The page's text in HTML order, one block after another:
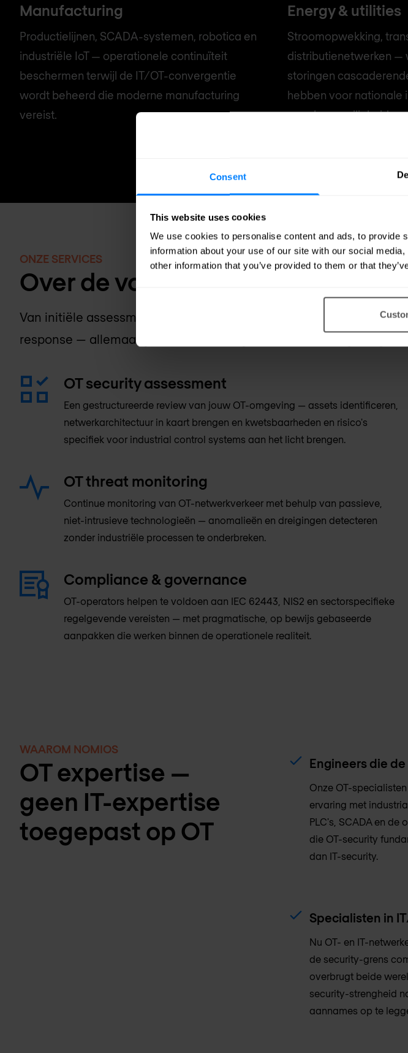
Consent
This website uses cookies
We use cookies to personalise content and ads, to
information about your use of our site with our social
other information that you’ve provided to them or that
Manufacturing
Productielijnen, SCADA-systemen, robotica en
industriële IoT — operationele continuïteit
beschermen terwijl de IT/OT-convergentie
wordt beheerd die moderne manufacturing
vereist.
Energy & utilities
Stroomopwekking,
distributienetwerken —
storingen
hebben voor nationale
openbare veiligheid.
ONZE SERVICES
Over de volledige OT-security-
Van initiële assessment en architectuurontwerp tot continue
response — allemaal geleverd door engineers die OT-omgevingen
OT security assessment
Een gestructureerde review van jouw OT-omgeving — assets identificeren,
netwerkarchitectuur in kaart brengen en kwetsbaarheden en risico's
specifiek voor industrial control systems aan het licht brengen.
OT threat monitoring
Continue monitoring van OT-netwerkverkeer met behulp van passieve,
niet-intrusieve technologieën — anomalieën en dreigingen detecteren
zonder industriële processen te onderbreken.
Compliance & governance
OT-operators helpen te voldoen aan IEC 62443, NIS2 en sectorspecifieke
regelgevende vereisten — met pragmatische, op bewijs gebaseerde
aanpakken die werken binnen de operationele realiteit.
WAAROM NOMIOS
OT expertise —
geen IT-expertise
toegepast op OT
Engineers die
Onze OT-
ervaring met
PLC's, SCADA en de
die OT-security
dan IT-security.
Specialisten in
Nu OT- en IT-
de security-grens
overbrugt beide
security-strengheid
aannames op te